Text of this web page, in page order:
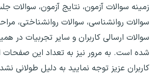
زمینه سوالات آزمون، نتایج آزمون، سوالات
سوالات روانشناسی، سوالات روانشناختی،
سوالات ارسالی کاربران و سایر تجربیات در
شده است. به مرور نیز به تعداد این
کاربران عزیز توجه نمایید به دلیل طولانی